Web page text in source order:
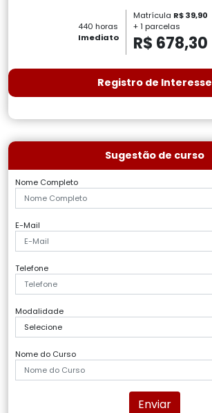
440 horas
Imediato
Matrícula R$ 39,90
+ 1 parcelas
R$ 678,30
Registro de Interesse
Sugestão de curso
Nome Completo
E-Mail
Telefone
Modalidade
Nome do Curso
Enviar